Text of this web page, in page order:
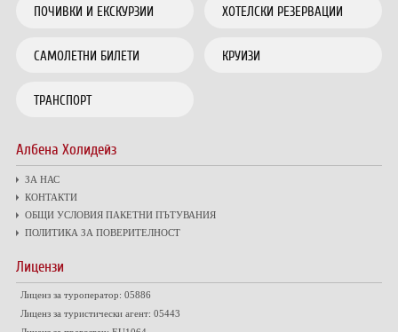
ПОЧИВКИ И ЕКСКУРЗИИ ХОТЕЛСКИ РЕЗЕРВАЦИИ
САМОЛЕТНИ БИЛЕТИ КРУИЗИ
ТРАНСПОРТ
Албена Холидейз
ЗА НАС
КОНТАКТИ
ОБЩИ УСЛОВИЯ ПАКЕТНИ ПЪТУВАНИЯ
ПОЛИТИКА ЗА ПОВЕРИТЕЛНОСТ
Лицензи
Лиценз за туроператор: 05886
Лиценз за туристически агент: 05443